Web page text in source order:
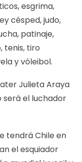
esgrima,
césped, judo,
patinaje,
tenis, tiro
y vóleibol.
Julieta Araya
será el luchador
tendrá Chile en
el esquiador